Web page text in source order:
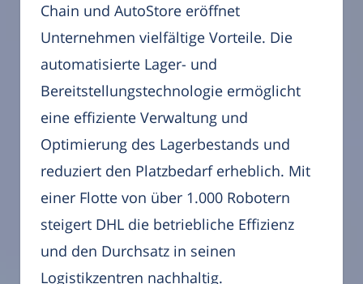
Chain und AutoStore eröffnet
Unternehmen vielfältige Vorteile. Die
automatisierte Lager- und
Bereitstellungstechnologie ermöglicht
eine effiziente Verwaltung und
Optimierung des Lagerbestands und
reduziert den Platzbedarf erheblich. Mit
einer Flotte von über 1.000 Robotern
steigert DHL die betriebliche Effizienz
und den Durchsatz in seinen
Logistikzentren nachhaltig.